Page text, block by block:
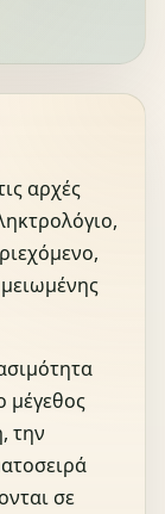
αρχές
μέγεθος
την
σε